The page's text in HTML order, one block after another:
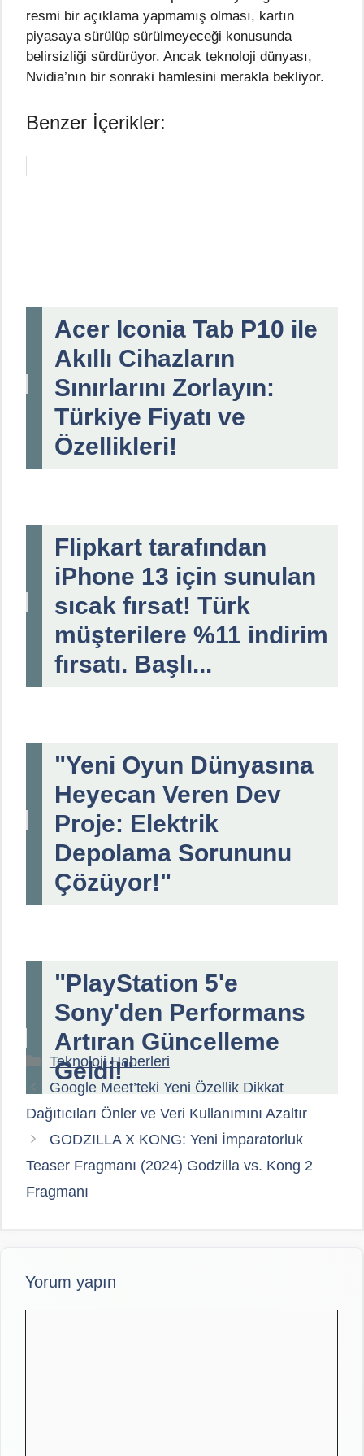
resmi bir açıklama yapmamış olması, kartın
piyasaya sürülüp sürülmeyeceği konusunda
belirsizliği sürdürüyor. Ancak teknoloji dünyası,
Nvidia’nın bir sonraki hamlesini merakla bekliyor.
Benzer İçerikler:
Acer Iconia Tab P10 ile
Akıllı Cihazların
Sınırlarını Zorlayın:
Türkiye Fiyatı ve
Özellikleri!
Flipkart tarafından
iPhone 13 için sunulan
sıcak fırsat! Türk
müşterilere %11 indirim
fırsatı. Başlı...
"Yeni Oyun Dünyasına
Heyecan Veren Dev
Proje: Elektrik
Depolama Sorununu
Çözüyor!"
"PlayStation 5'e
Sony'den Performans
Artıran Güncelleme
Geldi!"
Kategoriler
Teknoloji Haberleri
Google Meet’teki Yeni Özellik Dikkat
Dağıtıcıları Önler ve Veri Kullanımını Azaltır
GODZILLA X KONG: Yeni İmparatorluk
Teaser Fragmanı (2024) Godzilla vs. Kong 2
Fragmanı
Yorum yapın